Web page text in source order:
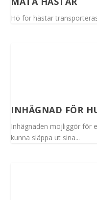
Hö för hästar
INHÄGNAD FÖR
Inhägnaden möjliggör för
kunna släppa ut sina...